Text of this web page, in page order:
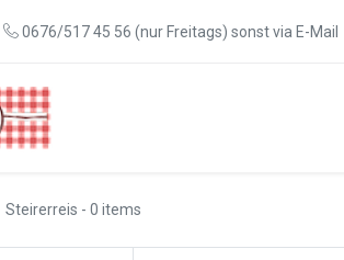
0676/517 45 56 (nur Freitags) sonst via E-Mail
Steirerreis - 0 items